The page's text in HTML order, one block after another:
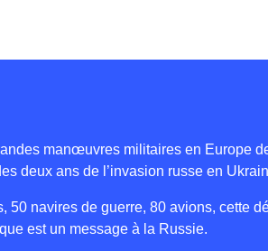
manœuvres militaires en Europe
deux ans de l’invasion russe en
50 navires de guerre, 80 avions, cette
est un message à la Russie.